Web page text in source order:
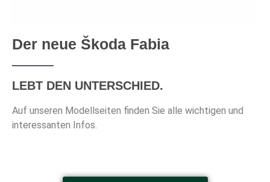
Der neue Škoda Fabia
LEBT DEN UNTERSCHIED.
Auf unseren Modellseiten finden Sie alle wichtigen und
interessanten Infos.